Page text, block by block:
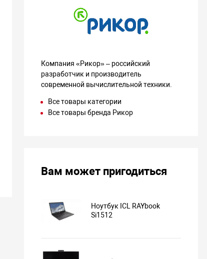
Компания «Рикор» – российский
разработчик и производитель
современной вычислительной техники.
Все товары категории
Все товары бренда Рикор
Вам может пригодиться
Ноутбук ICL RAYbook
Si1512